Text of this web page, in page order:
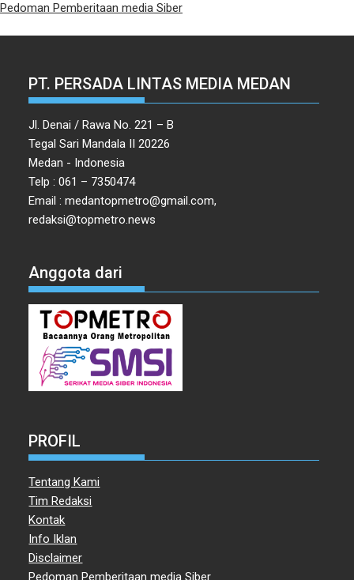
Pedoman Pemberitaan media Siber
PT. PERSADA LINTAS MEDIA MEDAN
Jl. Denai / Rawa No. 221 – B
Tegal Sari Mandala II 20226
Medan - Indonesia
Telp : 061 – 7350474
Email : medantopmetro@gmail.com,
redaksi@topmetro.news
Anggota dari
PROFIL
Tentang Kami
Tim Redaksi
Kontak
Info Iklan
Disclaimer
Pedoman Pemberitaan media Siber